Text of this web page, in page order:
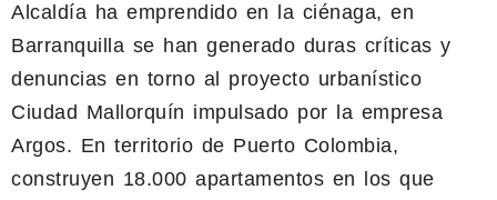
Alcaldía ha emprendido en la ciénaga, en
Barranquilla se han generado duras críticas y
denuncias en torno al proyecto urbanístico
Ciudad Mallorquín impulsado por la empresa
Argos. En territorio de Puerto Colombia,
construyen 18.000 apartamentos en los que